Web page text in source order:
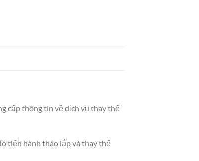
cấp thông tin về dịch vụ thay thế
tiến hành tháo lắp và thay thế